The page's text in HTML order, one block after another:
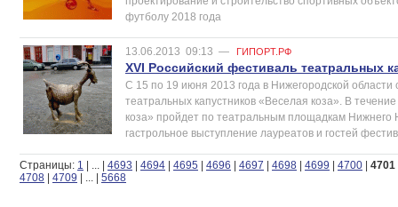
футболу 2018 года
13.06.2013 09:13 — ГИПОРТ.РФ
XVI Российский фестиваль театральных
С 15 по 19 июня 2013 года в Нижегородской области
театральных капустников «Веселая коза». В
коза» пройдет по театральным площадкам Нижнего
гастрольное выступление лауреатов и гостей
Страницы: 1 | | 4693 | 4694 | 4695 | 4696 | 4697 | 4698 | 4699 | 4700 | 4701
4708 | 4709 | | 5668